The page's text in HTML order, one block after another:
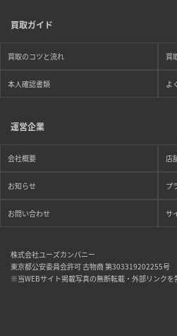
買取ガイド
買取のコツと流れ 買
本人確認書類 よ
運営企業
会社概要 店
お知らせ プ
お問い合わせ サ
株式会社ユーズカンパニー
東京都公安委員会許可 古物商 第303319202255号
※当WEBサイト掲載写真の無断転載・外部リンクを